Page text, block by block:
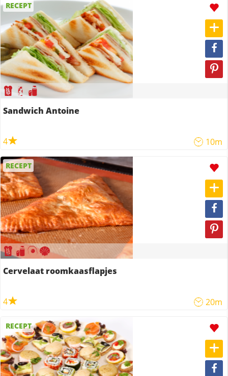
RECEPT
Sandwich Antoine
4 10m
RECEPT
Cervelaat roomkaasflapjes
4 20m
RECEPT